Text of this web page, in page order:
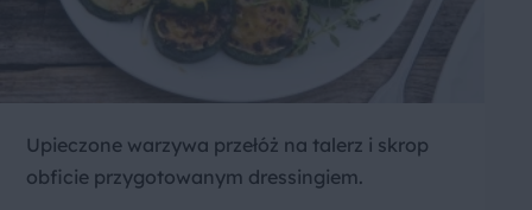
Upieczone warzywa przełóż na talerz i skrop
obficie przygotowanym dressingiem.